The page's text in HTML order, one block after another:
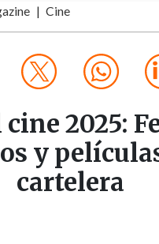
Cine
2025:
y
cartelera